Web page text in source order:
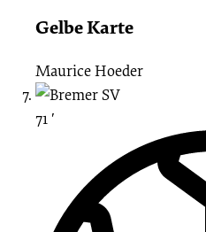
Gelbe Karte
Maurice Hoeder
71 ′